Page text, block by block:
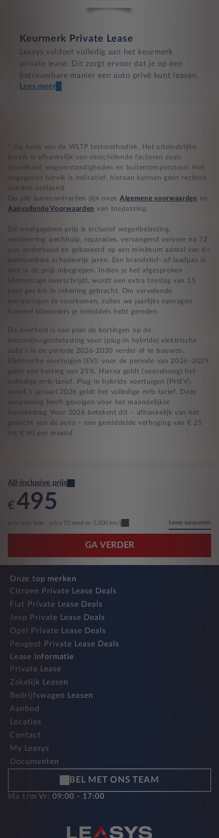
Keurmerk Private Lease
Leasys voldoet volledig aan het keurmerk
private lease. Dit zorgt ervoor dat je op een
betrouwbare manier een auto privé kunt leasen.
Nooit te hoge financiële lasten
BB 14 dagen bedenktijd
Zekerheid bij klachten
Lees meer
* Op basis van de WLTP testmethodiek. Het uiteindelijke
bereik is afhankelijk van verschillende factoren zoals
rijsnelheid, wegomstandigheden en buitentemperatuur. Het
opgegeven bereik is indicatief, hieraan kunnen geen rechten
worden ontleend.
Op alle leasecontracten zijn onze Algemene voorwaarden en
Aanvullende Voorwaarden van toepassing.
De weergegeven prijs is inclusief wegenbelasting,
verzekering, pechhulp, reparaties, vervangend vervoer na 72
uur, onderhoud en gebaseerd op een minimum aantal van 6+
aantoonbare schadevrije jaren. Een brandstof- of laadpas is
niet in de prijs inbegrepen. Indien je het afgesproken
kilometrage overschrijdt, wordt een extra toeslag van 15
cent per km in rekening gebracht. Om vervelende
verrassingen te voorkomen, zullen we jaarlijks opvragen
hoeveel kilometers je inmiddels hebt gereden.
De overheid is van plan de kortingen op de
motorrijtuigenbelasting voor (plug-in hybride) elektrische
auto’s in de periode 2026-2030 verder af te bouwen.
Elektrische voertuigen (EV): voor de periode van 2026–2029
geldt een korting van 25%. Hierna geldt (vooralsnog) het
volledige mrb-tarief. Plug-in hybride voertuigen (PHEV):
vanaf 1 januari 2026 geldt het volledige mrb-tarief. Deze
aanpassing heeft gevolgen voor het maandelijkse
leasebedrag. Voor 2026 betekent dit – afhankelijk van het
gewicht van de auto – een gemiddelde verhoging van € 25
tot € 60 per maand.
All-inclusive prijs
€ 495
p/m. incl. btw o.b.v 72 mnd en 5,000 km/j Lease aanpassen
GA VERDER
Onze top merken
Citroen Private Lease Deals
Fiat Private Lease Deals
Jeep Private Lease Deals
Opel Private Lease Deals
Peugeot Private Lease Deals
Lease informatie
Private Lease
Zakelijk Leasen
Bedrijfswagen Leasen
Aanbod
Locaties
Contact
My Leasys
Documenten
BEL MET ONS TEAM
Ma t/m Vr: 09:00 - 17:00